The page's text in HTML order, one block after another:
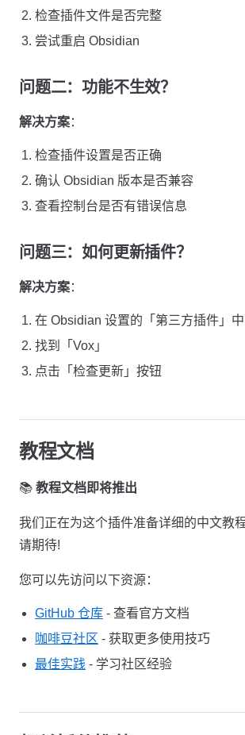
检查插件文件是否完整
尝试重启 Obsidian
问题二：功能不生效？
解决方案：
检查插件设置是否正确
确认 Obsidian 版本是否兼容
查看控制台是否有错误信息
问题三：如何更新插件？
解决方案：
在 Obsidian 设置的「第三方插件」中
找到「Vox」
点击「检查更新」按钮
教程文档
📚 教程文档即将推出
我们正在为这个插件准备详细的中文教
请期待!
您可以先访问以下资源：
GitHub 仓库 - 查看官方文档
咖啡豆社区 - 获取更多使用技巧
最佳实践 - 学习社区经验